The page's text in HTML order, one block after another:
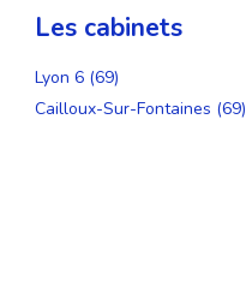
Les cabinets
Lyon 6 (69)
Cailloux-Sur-Fontaines (69)